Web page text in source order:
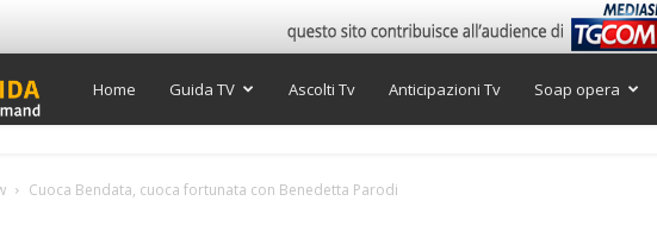
Super
Home Guida TV Ascolti Tv Anticipazioni Tv Soap opera
Cuoca Bendata, cuoca fortunata con Benedetta Parodi